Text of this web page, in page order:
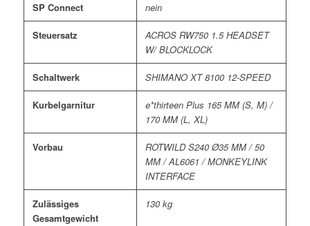
SP Connect nein
Steuersatz
ACROS RW750 1.5 HEADSET
W/ BLOCKLOCK
Schaltwerk SHIMANO XT 8100 12-SPEED
Kurbelgarnitur
e*thirteen Plus 165 MM (S, M) /
170 MM (L, XL)
Vorbau
ROTWILD S240 Ø35 MM / 50
MM / AL6061 / MONKEYLINK
INTERFACE
Zulässiges
Gesamtgewicht
130 kg